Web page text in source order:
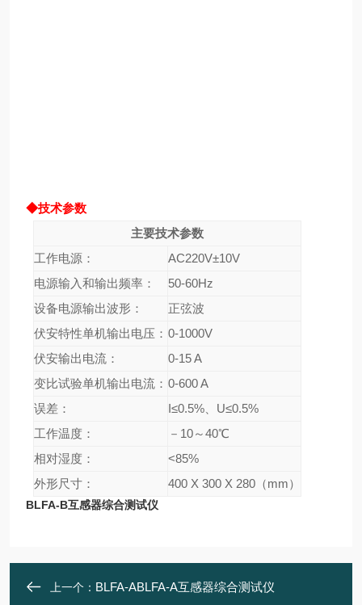
◆技术参数
主要技术参数
工作电源：
AC220V±10V
电源输入和输出频率：
50-60Hz
设备电源输出波形：
正弦波
伏安特性单机输出电压： 0-1000V
伏安输出电流：
0-15 A
变比试验单机输出电流： 0-600 A
误差：
I≤0.5%、U≤0.5%
工作温度：
－10～40℃
相对湿度：
<85%
外形尺寸：
400 X 300 X 280（mm）
BLFA-B互感器综合测试仪
上一个： BLFA-ABLFA-A互感器综合测试仪